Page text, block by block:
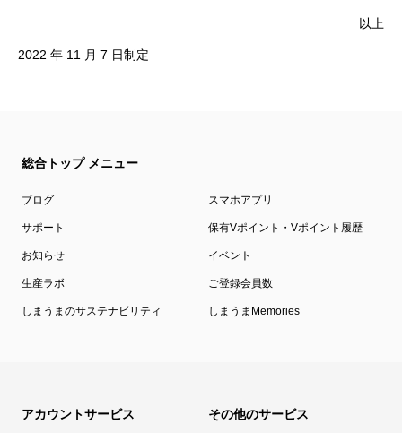
以上
2022 年 11 月 7 日制定
総合トップ メニュー
ブログ スマホアプリ
サポート 保有Vポイント・Vポイント履歴
お知らせ イベント
生産ラボ ご登録会員数
しまうまのサステナビリティ しまうまMemories
アカウントサービス その他のサービス